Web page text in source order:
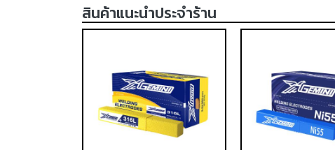
สินค้าแนะนำประจำร้าน